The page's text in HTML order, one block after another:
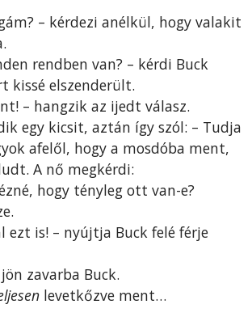
– kérdezi anélkül, hogy valakit
rendben van? – kérdi Buck
kissé elszenderült.
– hangzik az ijedt válasz.
egy kicsit, aztán így szól: – Tudja
afelől, hogy a mosdóba ment,
A nő megkérdi:
hogy tényleg ott van-e?
ezt is! – nyújtja Buck felé férje
zavarba Buck.
levetkőzve ment…